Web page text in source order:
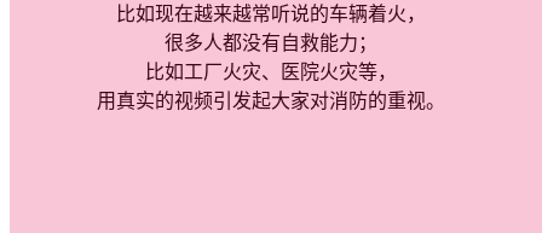
比如现在越来越常听说的车辆着火，
很多人都没有自救能力；
比如工厂火灾、医院火灾等，
用真实的视频引发起大家对消防的重视。